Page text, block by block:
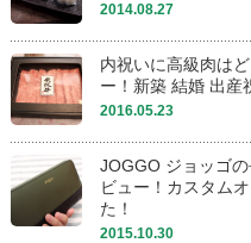
2014.08.27
内祝いに高級肉は
ー！新築 結婚 出産
2016.05.23
JOGGO ジョッゴ
ビュー！カスタム
た！
2015.10.30